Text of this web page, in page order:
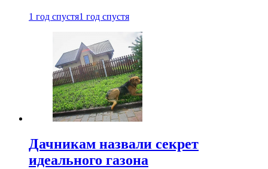
1 год спустя1 год спустя
Дачникам назвали секрет
идеального газона